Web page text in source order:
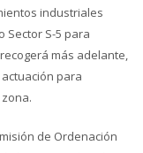
industriales
Sector S-5 para
más adelante,
para
de Ordenación